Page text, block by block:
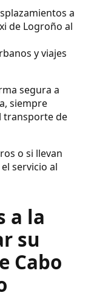
a
de Logroño al
y viajes
segura a
siempre
transporte de
o si llevan
servicio al
a la
su
Cabo